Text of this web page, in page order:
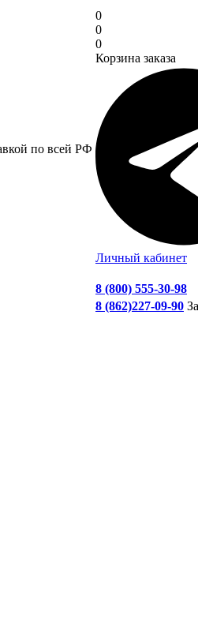
по всей РФ
0
0
0
Корзина заказа
Личный кабинет
8 (800) 555-30-98
8 (862)227-09-90